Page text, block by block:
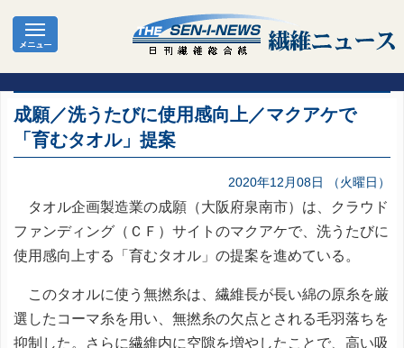
成願／洗うたびに使用感向上／マクアケで
「育むタオル」提案
2020年12月08日 （火曜日）
タオル企画製造業の成願（大阪府泉南市）は、クラウド
ファンディング（ＣＦ）サイトのマクアケで、洗うたびに
使用感向上する「育むタオル」の提案を進めている。
このタオルに使う無撚糸は、繊維長が長い綿の原糸を厳
選したコーマ糸を用い、無撚糸の欠点とされる毛羽落ちを
抑制した。さらに繊維内に空隙を増やしたことで、高い吸